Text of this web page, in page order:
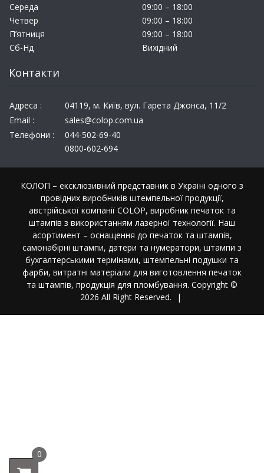
Середа
09:00 – 18:00
Четвер
09:00 – 18:00
П’ятниця
09:00 – 18:00
Сб-Нд
Вихідний
Контакти
Адреса :
04119, м. Київ, вул. Гарета Джонса, 11/2
Email :
sales@colop.com.ua
Телефони :
044-502-69-40
0800-602-694
КОЛОП – ексклюзивний представник в Україні одного з
провідних виробників штемпельної продукції,
австрійської компанії COLOP, виробник печаток та
штампів з використанням лазерної технології. Наш
асортимент – оснащення до печаток та штампів,
самонабірні штампи, датери та нумератори, штампи з
бухгалтерськими термінами, штемпельні подушки та
фарби, витратні матеріали для виготовлення печаток
та штампів, продукція для пломбування. Copyright ©
2026 All Right Reserved.
|
0